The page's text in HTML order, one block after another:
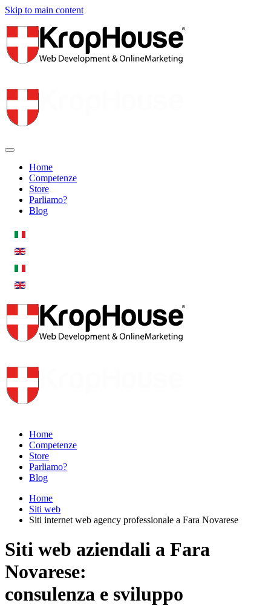
Skip to main content
Home
Competenze
Store
Parliamo?
Blog
Home
Competenze
Store
Parliamo?
Blog
Home
Siti web
Siti internet web agency professionale a Fara Novarese
Siti web aziendali a Fara
Novarese:
consulenza e sviluppo